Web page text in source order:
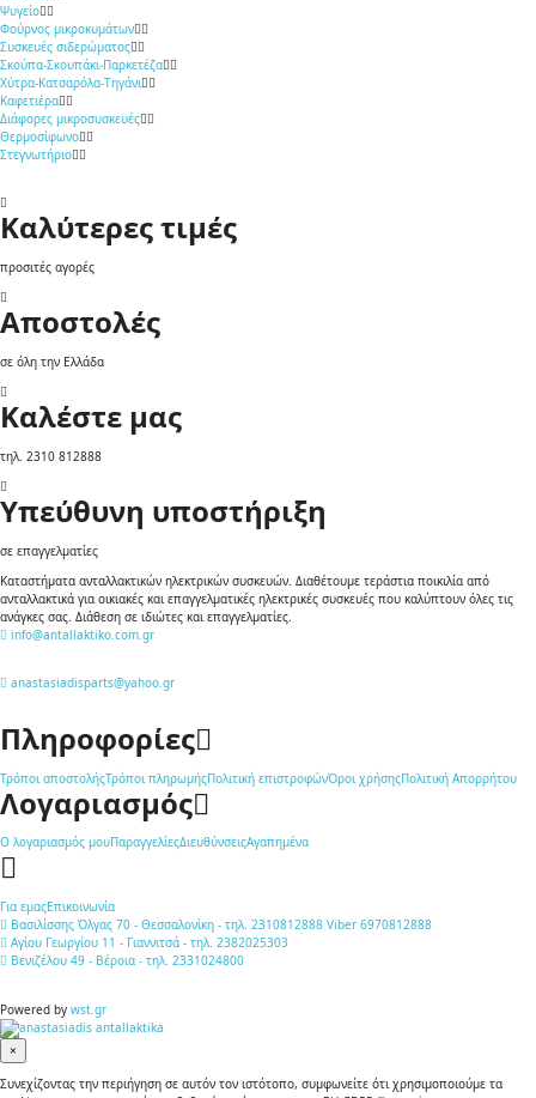
Ψυγείο
Φούρνος μικροκυμάτων
Συσκευές σιδερώματος
Σκούπα-Σκουπάκι-Παρκετέζα
Χύτρα-Κατσαρόλα-Τηγάνι
Καφετιέρα
Διάφορες μικροσυσκευές
Θερμοσίφωνο
Στεγνωτήριο
Καλύτερες τιμές
προσιτές αγορές
Αποστολές
σε όλη την Ελλάδα
Καλέστε μας
τηλ. 2310 812888
Υπεύθυνη υποστήριξη
σε επαγγελματίες
Καταστήματα ανταλλακτικών ηλεκτρικών συσκευών. Διαθέτουμε τεράστια ποικιλία από
ανταλλακτικά για οικιακές και επαγγελματικές ηλεκτρικές συσκευές που καλύπτουν όλες τις
ανάγκες σας. Διάθεση σε ιδιώτες και επαγγελματίες.
info@antallaktiko.com.gr
anastasiadisparts@yahoo.gr
Πληροφορίες
Τρόποι αποστολήςΤρόποι πληρωμήςΠολιτική επιστροφώνΌροι χρήσηςΠολιτική Απορρήτου
Λογαριασμός
Ο λογαριασμός μουΠαραγγελίεςΔιευθύνσειςΑγαπημένα
Για εμαςΕπικοινωνία
Βασιλίσσης Όλγας 70 - Θεσσαλονίκη - τηλ. 2310812888 Viber 6970812888
Αγίου Γεωργίου 11 - Γιαννιτσά - τηλ. 2382025303
Βενιζέλου 49 - Βέροια - τηλ. 2331024800
Powered by wst.gr
×
Συνεχίζοντας την περιήγηση σε αυτόν τον ιστότοπο, συμφωνείτε ότι χρησιμοποιούμε τα